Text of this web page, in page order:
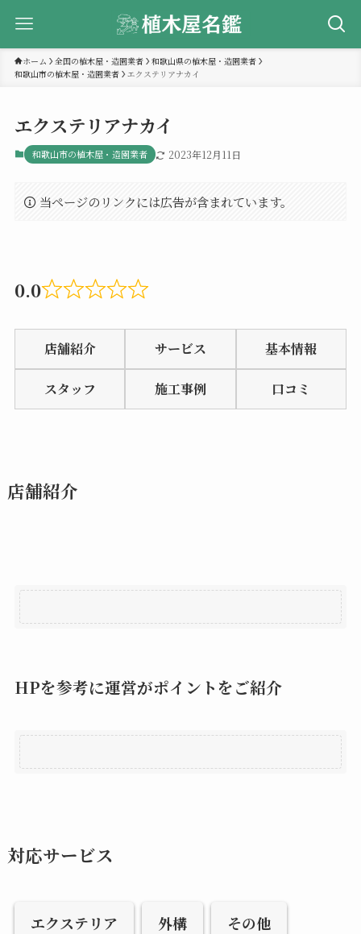
ホーム 全国の植木屋・造園業者
和歌山県の植木屋・造園業者
和歌山市の植木屋・造園業者
エクステリアナカイ
エクステリアナカイ
和歌山市の植木屋・造園業者 2023年12月11日
当ページのリンクには広告が含まれています。
0.0
Rated
0.0
out
5
店舗紹介 サービス 基本情報
スタッフ 施工事例 口コミ
店舗紹介
HPを参考に運営がポイントをご紹介
対応サービス
エクステリア 外構 その他